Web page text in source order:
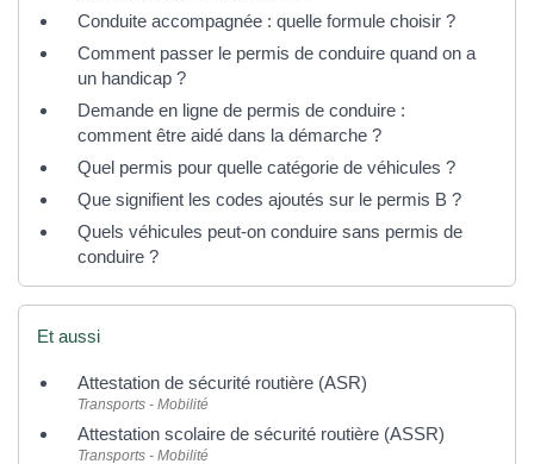
Conduite accompagnée : quelle formule choisir ?
Comment passer le permis de conduire quand on a
un handicap ?
Demande en ligne de permis de conduire :
comment être aidé dans la démarche ?
Quel permis pour quelle catégorie de véhicules ?
Que signifient les codes ajoutés sur le permis B ?
Quels véhicules peut-on conduire sans permis de
conduire ?
Et aussi
Attestation de sécurité routière (ASR)
Transports - Mobilité
Attestation scolaire de sécurité routière (ASSR)
Transports - Mobilité